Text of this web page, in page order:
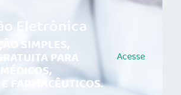
Eletrônica
SIMPLES,
PARA
FARMACÊUTICOS.
Acesse